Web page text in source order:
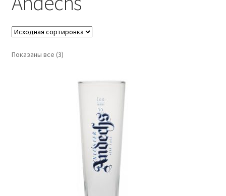
Посуда для детей
Обложки
Бокал под заказ
Показаны все (3)